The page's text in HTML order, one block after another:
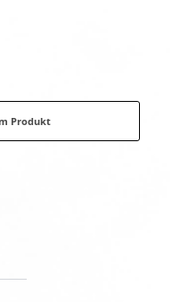
Produkt